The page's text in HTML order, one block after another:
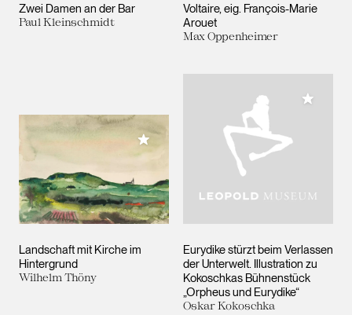
Zwei Damen an der Bar
Paul Kleinschmidt
Voltaire, eig. François-Marie
Arouet
Max Oppenheimer
Landschaft mit Kirche im
Hintergrund
Wilhelm Thöny
Meiner Sammlung hinzufügen
Eurydike stürzt beim Verlassen
der Unterwelt. Illustration zu
Kokoschkas Bühnenstück
„Orpheus und Eurydike“
Oskar Kokoschka
Meiner